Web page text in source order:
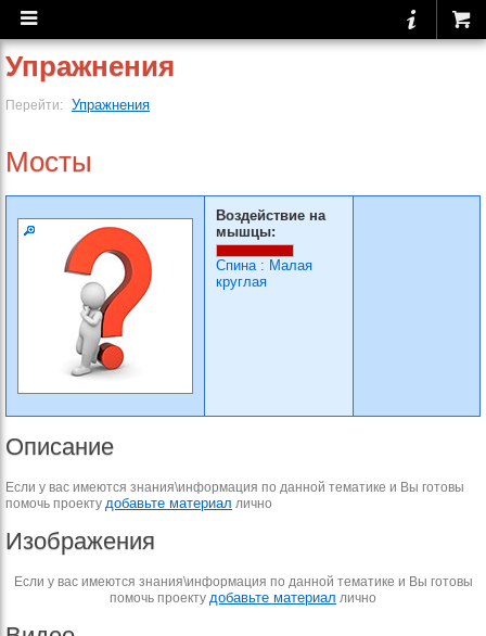
Упражнения
Перейти: Упражнения
Мосты
Воздействие на
мышцы:
Спина: Малая
круглая
Описание
Если у вас имеются знания\информация по данной тематике и Вы готовы
помочь проекту добавьте материал лично
Изображения
Если у вас имеются знания\информация по данной тематике и Вы готовы
помочь проекту добавьте материал лично